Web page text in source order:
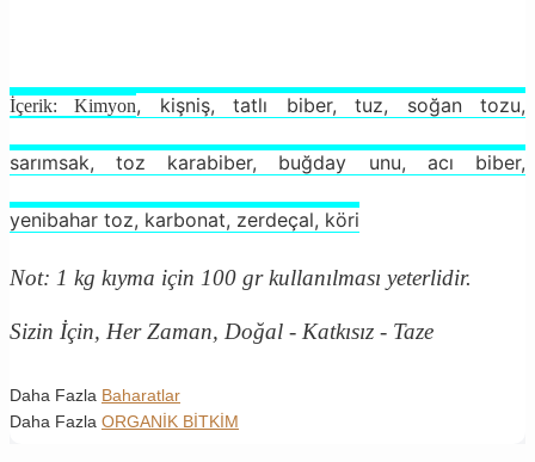
İçerik: Kimyon, kişniş, tatlı biber, tuz, soğan tozu,
sarımsak, toz karabiber, buğday unu, acı biber,
yenibahar toz, karbonat, zerdeçal, köri
Not: 1 kg kıyma için 100 gr kullanılması yeterlidir.
Sizin İçin, Her Zaman, Doğal - Katkısız - Taze
Daha Fazla Baharatlar
Daha Fazla ORGANİK BİTKİM